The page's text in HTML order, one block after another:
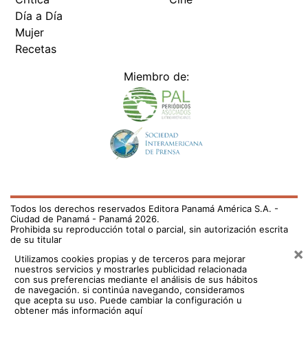
Día a Día
Mujer
Recetas
Miembro de:
Todos los derechos reservados Editora Panamá América S.A. -
Ciudad de Panamá - Panamá 2026.
Prohibida su reproducción total o parcial, sin autorización escrita
de su titular
Utilizamos cookies propias y de terceros para mejorar
nuestros servicios y mostrarles publicidad relacionada
con sus preferencias mediante el análisis de sus hábitos
de navegación. si continúa navegando, consideramos
que acepta su uso. Puede cambiar la configuración u
obtener más información aquí
×